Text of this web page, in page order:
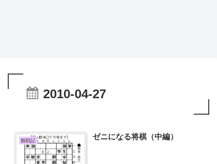
2010-04-27
観戦記 ゼニになる将棋（中編）